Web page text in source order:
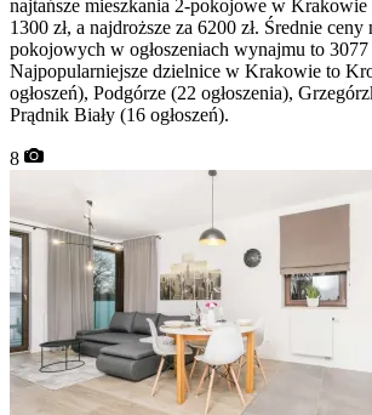
najtańsze mieszkania 2-pokojowe w Krakowie
1300 zł, a najdroższe za 6200 zł. Średnie ceny
pokojowych w ogłoszeniach wynajmu to 3077
Najpopularniejsze dzielnice w Krakowie to
ogłoszeń), Podgórze (22 ogłoszenia),
Prądnik Biały (16 ogłoszeń).
8